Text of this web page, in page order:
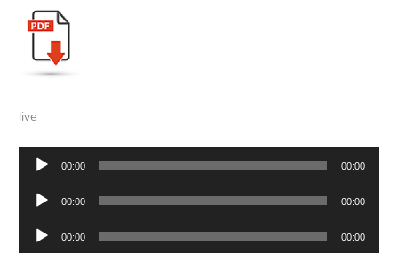
live
Audio
Player
00:00 00:00
Audio
Player
00:00 00:00
Audio
Player
00:00 00:00